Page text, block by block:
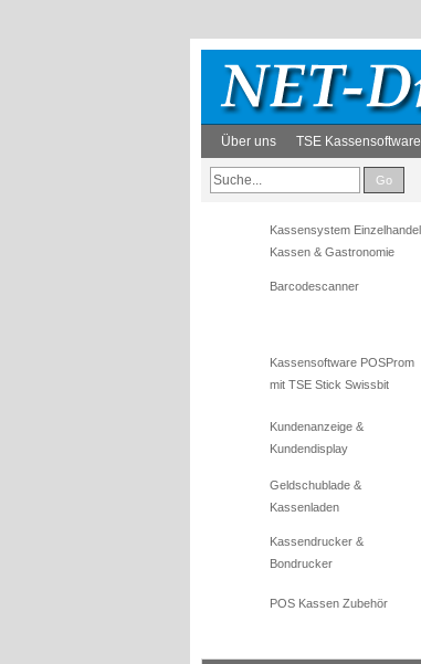
Über uns TSE
Go
Kassensystem Einzelhandel
Kassen & Gastronomie
Barcodescanner
Kassensoftware POSProm
mit TSE Stick Swissbit
Kundenanzeige &
Kundendisplay
Geldschublade &
Kassenladen
Kassendrucker &
Bondrucker
POS Kassen Zubehör